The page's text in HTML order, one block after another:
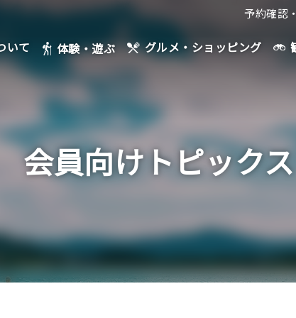
予約確認
いて 体験・遊ぶ グルメ・ショッピング
会員向けトピックス